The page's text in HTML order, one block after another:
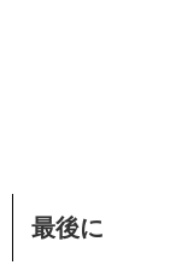
最後に